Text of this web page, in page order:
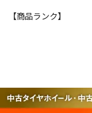
【商品ランク】